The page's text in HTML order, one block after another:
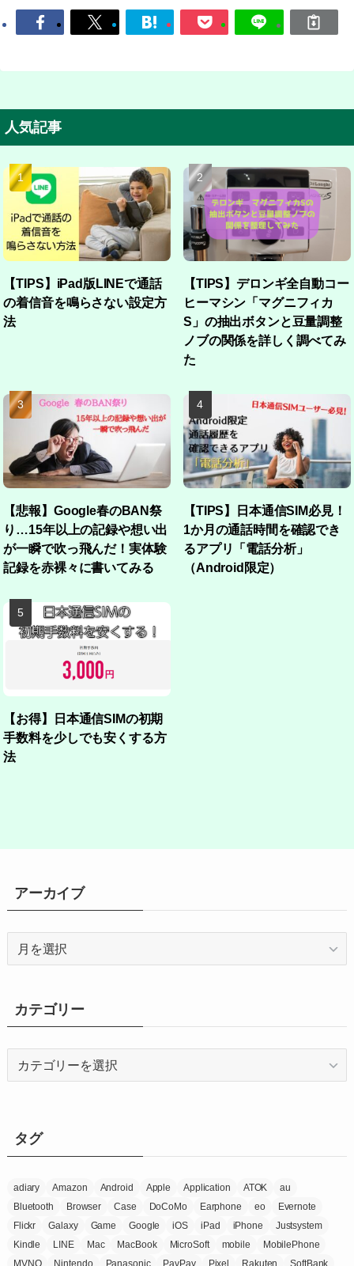
人気記事
【TIPS】iPad版LINEで通話
の着信音を鳴らさない設定方
法
【TIPS】デロンギ全自動コー
ヒーマシン「マグニフィカ
S」の抽出ボタンと豆量調整
ノブの関係を詳しく調べてみ
た
【悲報】Google春のBAN祭
り…15年以上の記録や想い出
が一瞬で吹っ飛んだ！実体験
記録を赤裸々に書いてみる
【TIPS】日本通信SIM必見！
1か月の通話時間を確認でき
るアプリ「電話分析」
（Android限定）
【お得】日本通信SIMの初期
手数料を少しでも安くする方
法
アーカイブ
ブ
カテゴリー
ータグ
adiary Amazon Android Apple Application ATOK
au
Bluetooth
Browser Case DoCoMo Earphone eo
Evernote
Flickr
Galaxy Game Google iOS iPad iPhone
Justsystem
Kindle
LINE Mac MacBook MicroSoft mobile
MobilePhone
MVNO
Nintendo Panasonic PayPay Pixel Rakuten SoftBank